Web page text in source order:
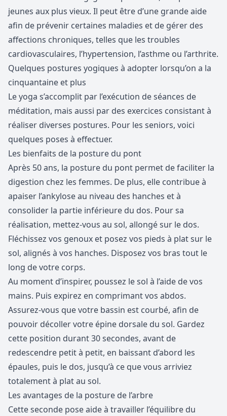
jeunes aux plus vieux. Il peut être d’une grande aide
afin de prévenir certaines maladies et de gérer des
affections chroniques, telles que les troubles
cardiovasculaires, l’hypertension, l’asthme ou l’arthrite.
Quelques postures yogiques à adopter lorsqu’on a la
cinquantaine et plus
Le yoga s’accomplit par l’exécution de séances de
méditation, mais aussi par des exercices consistant à
réaliser diverses postures. Pour les seniors, voici
quelques poses à effectuer.
Les bienfaits de la posture du pont
Après 50 ans, la posture du pont permet de faciliter la
digestion chez les femmes. De plus, elle contribue à
apaiser l’ankylose au niveau des hanches et à
consolider la partie inférieure du dos. Pour sa
réalisation, mettez-vous au sol, allongé sur le dos.
Fléchissez vos genoux et posez vos pieds à plat sur le
sol, alignés à vos hanches. Disposez vos bras tout le
long de votre corps.
Au moment d’inspirer, poussez le sol à l’aide de vos
mains. Puis expirez en comprimant vos abdos.
Assurez-vous que votre bassin est courbé, afin de
pouvoir décoller votre épine dorsale du sol. Gardez
cette position durant 30 secondes, avant de
redescendre petit à petit, en baissant d’abord les
épaules, puis le dos, jusqu’à ce que vous arriviez
totalement à plat au sol.
Les avantages de la posture de l’arbre
Cette seconde pose aide à travailler l’équilibre du